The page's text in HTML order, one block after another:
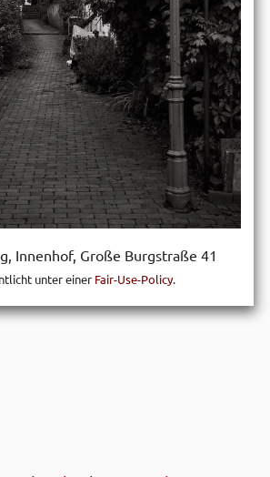
Innen­hof, Große Burg­straße 41
unter einer Fair-Use-Policy.